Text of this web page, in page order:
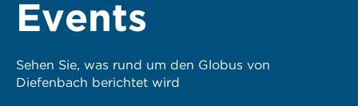
Events
Sehen Sie, was rund um den Globus von
Diefenbach berichtet wird